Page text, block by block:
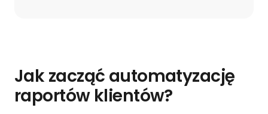
Jak zacząć automatyzację
raportów klientów?